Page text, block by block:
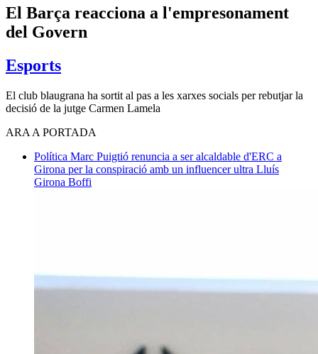
El Barça reacciona a l'empresonament
del Govern
Esports
El club blaugrana ha sortit al pas a les xarxes socials per rebutjar la
decisió de la jutge Carmen Lamela
ARA A PORTADA
Política Marc Puigtió renuncia a ser alcaldable d'ERC a
Girona per la conspiració amb un influencer ultra Lluís
Girona Boffi